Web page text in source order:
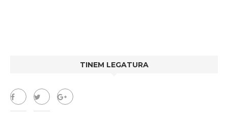
TINEM LEGATURA